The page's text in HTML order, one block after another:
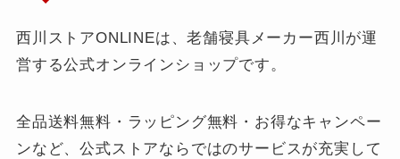
西川ストアONLINEは、老舗寝具メーカー西川が運
営する公式オンラインショップです。
全品送料無料・ラッピング無料・お得なキャンペー
ンなど、公式ストアならではのサービスが充実して